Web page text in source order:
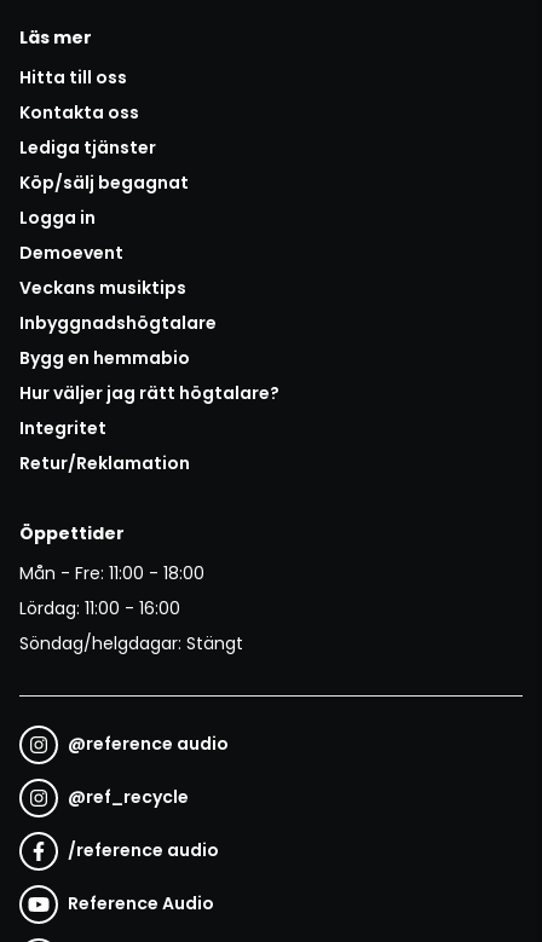
Läs mer
Hitta till oss
Kontakta oss
Lediga tjänster
Köp/sälj begagnat
Logga in
Demoevent
Veckans musiktips
Inbyggnadshögtalare
Bygg en hemmabio
Hur väljer jag rätt högtalare?
Integritet
Retur/Reklamation
Öppettider
Mån - Fre: 11:00 - 18:00
Lördag: 11:00 - 16:00
Söndag/helgdagar: Stängt
@reference audio
@ref_recycle
/reference audio
Reference Audio